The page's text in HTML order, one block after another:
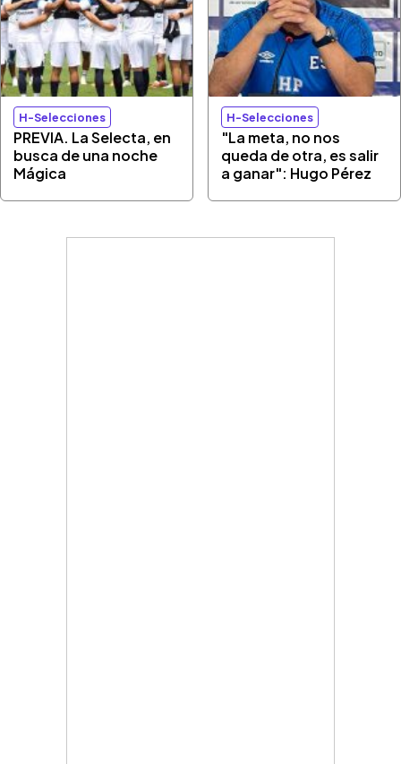
H-Selecciones
PREVIA. La Selecta, en
busca de una noche
Mágica
H-Selecciones
"La meta, no nos
queda de otra, es salir
a ganar": Hugo Pérez